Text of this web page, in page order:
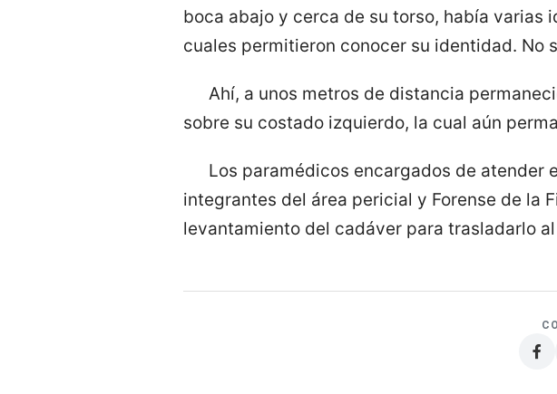
boca abajo y cerca de su torso, había
cuales permitieron conocer su identidad. No
Ahí, a unos metros de distancia
sobre su costado izquierdo, la cual aún
Los paramédicos encargados de
integrantes del área pericial y Forense de la
levantamiento del cadáver para trasladarlo